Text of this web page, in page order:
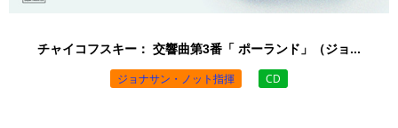
チャイコフスキー： 交響曲第3番「 ポーランド」（ジョ...
ジョナサン・ノット指揮
CD